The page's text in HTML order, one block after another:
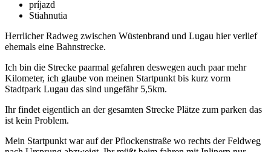
príjazd
Stiahnutia
Herrlicher Radweg zwischen Wüstenbrand und Lugau hier verlief
ehemals eine Bahnstrecke.
Ich bin die Strecke paarmal gefahren deswegen auch paar mehr
Kilometer, ich glaube von meinen Startpunkt bis kurz vorm
Stadtpark Lugau das sind ungefähr 5,5km.
Ihr findet eigentlich an der gesamten Strecke Plätze zum parken das
ist kein Problem.
Mein Startpunkt war auf der Pflockenstraße wo rechts der Feldweg